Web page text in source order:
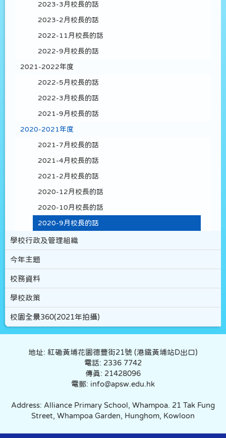
2023-3月校長的話
2023-2月校長的話
2022-11月校長的話
2022-9月校長的話
2021-2022年度
2022-5月校長的話
2022-3月校長的話
2021-9月校長的話
2020-2021年度
2021-7月校長的話
2021-4月校長的話
2021-2月校長的話
2020-12月校長的話
2020-10月校長的話
2020-9月校長的話
學校行政及管理組織
今年主題
校務資料
學校政策
校園全景360(2021年拍攝)
地址: 紅磡黃埔花園德豐街21號 (港鐵黃埔站D出口)
電話: 2336 7742
傳真: 21428096
電郵: info@apsw.edu.hk
Address: Alliance Primary School, Whampoa. 21 Tak Fung
Street, Whampoa Garden, Hunghom, Kowloon